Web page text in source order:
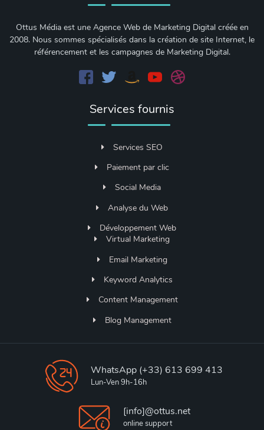
Ottus Média est une Agence Web de Marketing Digital créée en
2008. Nous sommes spécialisés dans la création de site Internet, le
référencement et les campagnes de Marketing Digital.
Services fournis
Services SEO
Paiement par clic
Social Media
Analyse du Web
Développement Web
Virtual Marketing
Email Marketing
Keyword Analytics
Content Management
Blog Management
WhatsApp (+33) 613 699 413
Lun-Ven 9h-16h
[info]@ottus.net
online support